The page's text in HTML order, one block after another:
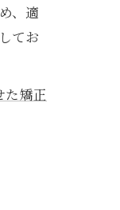
、適
てお
た矯正